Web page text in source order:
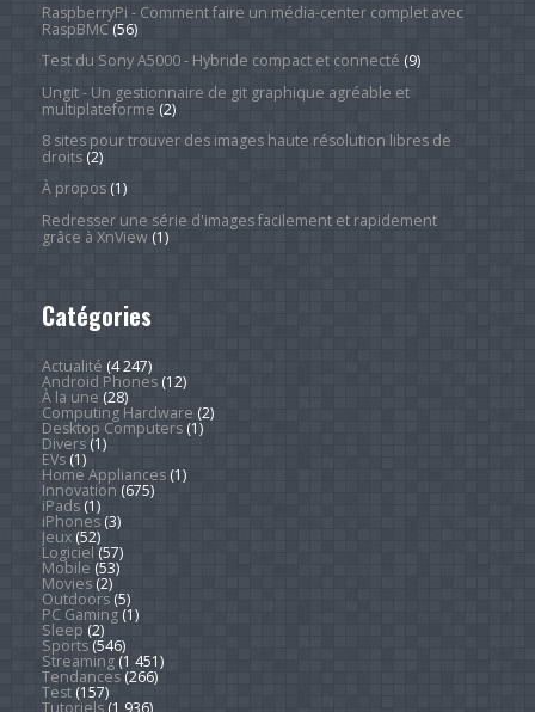
RaspberryPi - Comment faire un média-center complet avec
RaspBMC(56)
Test du Sony A5000 - Hybride compact et connecté (9)
Ungit - Un gestionnaire de git graphique agréable et
multiplateforme (2)
8 sites pour trouver des images haute résolution libres de
droits(2)
À propos(1)
Redresser une série d'images facilement et rapidement
grâce à XnView(1)
Catégories
Actualité (4 247)
Android Phones(12)
À la une (28)
Computing Hardware (2)
Desktop Computers(1)
Divers(1)
EVs(1)
Home Appliances(1)
Innovation (675)
iPads(1)
iPhones(3)
Jeux(52)
Logiciel (57)
Mobile (53)
Movies(2)
Outdoors(5)
PC Gaming(1)
Sleep (2)
Sports(546)
Streaming(1 451)
Tendances(266)
Test(157)